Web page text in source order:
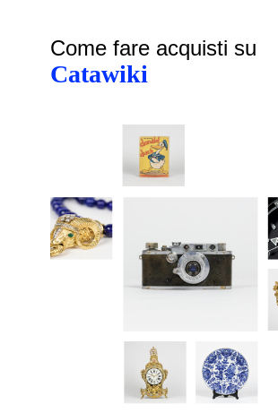
Come fare acquisti su
Catawiki